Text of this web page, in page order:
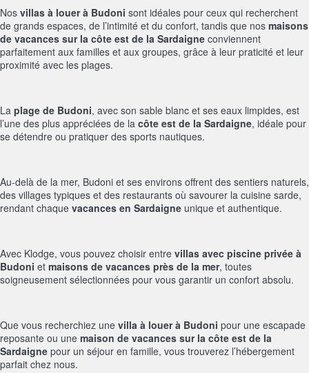
Nos villas à louer à Budoni sont idéales pour ceux qui recherchent
de grands espaces, de l’intimité et du confort, tandis que nos maisons
de vacances sur la côte est de la Sardaigne conviennent
parfaitement aux familles et aux groupes, grâce à leur praticité et leur
proximité avec les plages.
La plage de Budoni, avec son sable blanc et ses eaux limpides, est
l’une des plus appréciées de la côte est de la Sardaigne, idéale pour
se détendre ou pratiquer des sports nautiques.
Au-delà de la mer, Budoni et ses environs offrent des sentiers naturels,
des villages typiques et des restaurants où savourer la cuisine sarde,
rendant chaque vacances en Sardaigne unique et authentique.
Avec Klodge, vous pouvez choisir entre villas avec piscine privée à
Budoni et maisons de vacances près de la mer, toutes
soigneusement sélectionnées pour vous garantir un confort absolu.
Que vous recherchiez une villa à louer à Budoni pour une escapade
reposante ou une maison de vacances sur la côte est de la
Sardaigne pour un séjour en famille, vous trouverez l’hébergement
parfait chez nous.